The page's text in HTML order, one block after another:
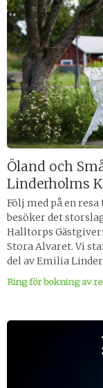
Öland och
Linderholms
Följ med på en
besöker det
Halltorps
Stora Alvaret. Vi
del av Emilia
Ring för bokning av